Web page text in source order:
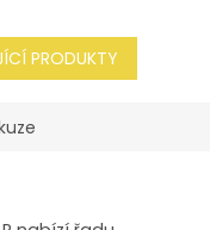
PRODUKTY